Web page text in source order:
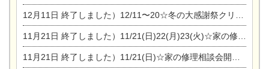
12月11日 終了しました）12/11〜20☆冬の大感謝祭クリスマス相談会開催
11月21日 終了しました）11/21(日)22(月)23(火)☆家の修理まつり＆増改築リフォーム相談会
11月21日 終了しました）11/21(日)☆家の修理相談会開催 in 扶桑オークビレッジ